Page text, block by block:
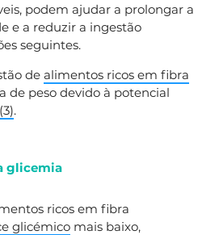
podem ajudar a prolongar a
e a reduzir a ingestão
seguintes.
de alimentos ricos em fibra
de peso devido à potencial
(3).
glicemia
ricos em fibra
glicémico mais baixo,